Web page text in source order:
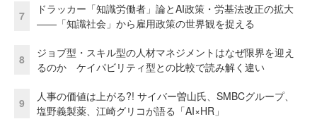
7
ドラッカー「知識労働者」論とAI政策・労基法改正の拡大
——「知識社会」から雇用政策の世界観を捉える
8
ジョブ型・スキル型の人材マネジメントはなぜ限界を迎え
るのか ケイパビリティ型との比較で読み解く違い
9
人事の価値は上がる?! サイバー曽山氏、SMBCグループ、
塩野義製薬、江崎グリコが語る「AI×HR」